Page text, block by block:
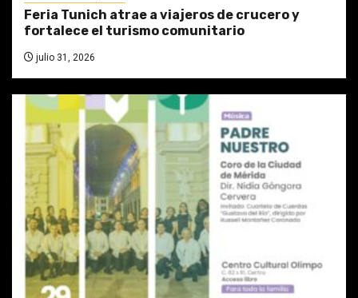
Feria Tunich atrae a viajeros de crucero y
fortalece el turismo comunitario
julio 31, 2026